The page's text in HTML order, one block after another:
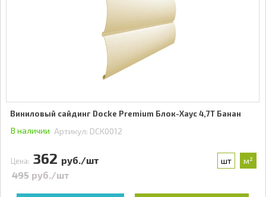
Виниловый сайдинг Docke Premium Блок-Хаус 4,7Т Банан
В наличии Артикул: DCK0012
Цена: 362 руб./шт шт м²
495 руб./шт